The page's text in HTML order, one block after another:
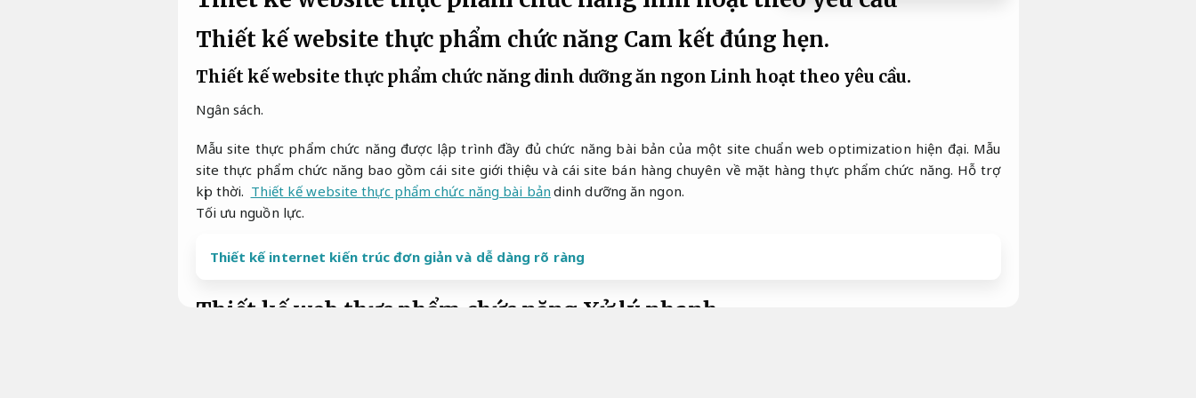
Thiết kế website thực phẩm chức năng Cam kết đúng hẹn.
Thiết kế website thực phẩm chức năng dinh dưỡng ăn ngon Linh hoạt theo yêu cầu.
Ngân sách.
Mẫu site thực phẩm chức năng được lập trình đầy đủ chức năng bài bản của một site chuẩn web optimization hiện đại. Mẫu
site thực phẩm chức năng bao gồm cái site giới thiệu và cái site bán hàng chuyên về mặt hàng thực phẩm chức năng. Hỗ trợ
kịp thời. Thiết kế website thực phẩm chức năng bài bản dinh dưỡng ăn ngon.
Tối ưu nguồn lực.
Thiết kế internet kiến trúc đơn giản và dễ dàng rõ ràng
Thiết kế web thực phẩm chức năng Xử lý nhanh.